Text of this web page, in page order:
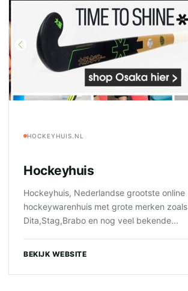
HOCKEYHUIS.NL
Hockeyhuis
Hockeyhuis, Nederlandse grootste online
hockeywarenhuis met grote merken zoals
Dita,Stag,Brabo en nog veel bekende...
BEKIJK WEBSITE